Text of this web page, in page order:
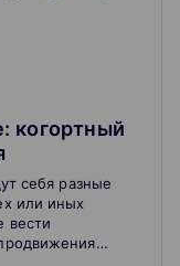
когортный
себя разные
или иных
вести